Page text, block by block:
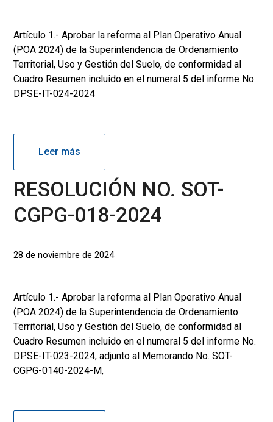
Artículo 1.- Aprobar la reforma al Plan Operativo Anual
(POA 2024) de la Superintendencia de Ordenamiento
Territorial, Uso y Gestión del Suelo, de conformidad al
Cuadro Resumen incluido en el numeral 5 del informe No.
DPSE-IT-024-2024
Leer más
RESOLUCIÓN NO. SOT-
CGPG-018-2024
28 de noviembre de 2024
Artículo 1.- Aprobar la reforma al Plan Operativo Anual
(POA 2024) de la Superintendencia de Ordenamiento
Territorial, Uso y Gestión del Suelo, de conformidad al
Cuadro Resumen incluido en el numeral 5 del informe No.
DPSE-IT-023-2024, adjunto al Memorando No. SOT-
CGPG-0140-2024-M,